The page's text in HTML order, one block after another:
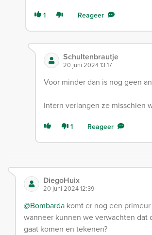
1 Reageer
Schultenbrautje
20 juni 2024 13:17
Voor minder dan is nog geen
Intern verlangen ze misschien
1 Reageer
DiegoHuix
20 juni 2024 12:39
@Bombarda komt er nog een primeur
wanneer kunnen we verwachten dat
gaat komen en tekenen?